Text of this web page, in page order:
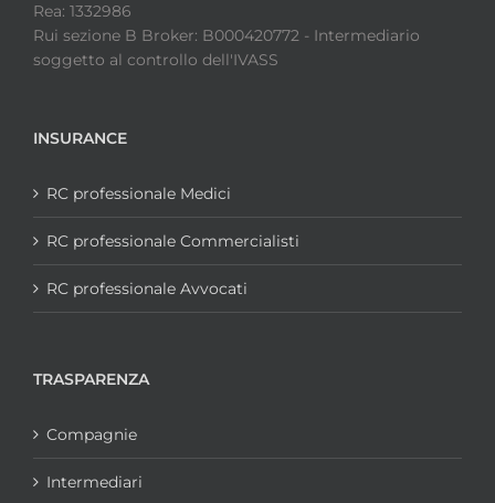
Rea: 1332986
Rui sezione B Broker: B000420772 - Intermediario
soggetto al controllo dell'IVASS
INSURANCE
RC professionale Medici
RC professionale Commercialisti
RC professionale Avvocati
TRASPARENZA
Compagnie
Intermediari